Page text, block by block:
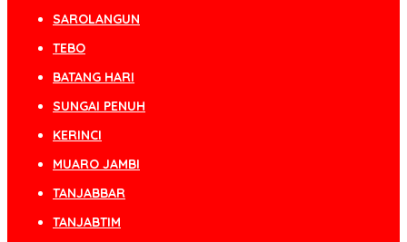
SAROLANGUN
TEBO
BATANG HARI
SUNGAI PENUH
KERINCI
MUARO JAMBI
TANJABBAR
TANJABTIM